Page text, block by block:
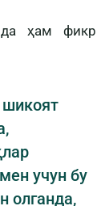
ҳам фикр
шикоят
учун бу
олганда,